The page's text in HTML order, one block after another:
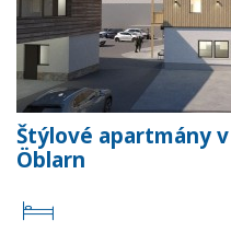
Štýlové apartmány
Öblarn